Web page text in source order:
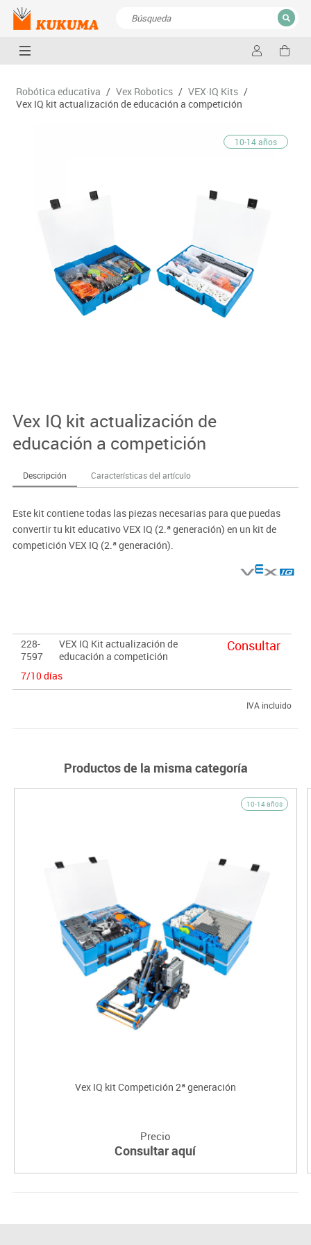
CERRAR
Robótica educativa / Vex Robotics / VEX·IQ Kits /
Vex IQ kit actualización de educación a competición
10-14 años
Vex IQ kit actualización de
educación a competición
Descripción Características del artículo
Este kit contiene todas las piezas necesarias para que puedas
convertir tu kit educativo VEX IQ (2.ª generación) en un kit de
competición VEX IQ (2.ª generación).
228-
7597
VEX IQ Kit actualización de
educación a competición
7/10 días
Consultar
IVA incluido
Productos de la misma categoría
10-14 años
Vex IQ kit Competición 2ª generación
Precio
Consultar aquí